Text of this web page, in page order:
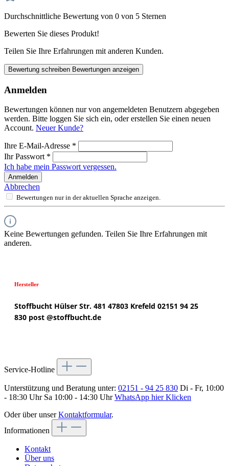
Durchschnittliche Bewertung von 0 von 5 Sternen
Bewerten Sie dieses Produkt!
Teilen Sie Ihre Erfahrungen mit anderen Kunden.
Bewertung schreiben Bewertungen anzeigen
Anmelden
Bewertungen können nur von angemeldeten Benutzern abgegeben
werden. Bitte loggen Sie sich ein, oder erstellen Sie einen neuen
Account. Neuer Kunde?
Ihre E-Mail-Adresse *
Ihr Passwort *
Ich habe mein Passwort vergessen.
Anmelden
Abbrechen
Bewertungen nur in der aktuellen Sprache anzeigen.
Keine Bewertungen gefunden. Teilen Sie Ihre Erfahrungen mit
anderen.
Hersteller
Stoffbucht Hülser Str. 481 47803 Krefeld 02151 94 25
830 post @stoffbucht.de
Service-Hotline
Unterstützung und Beratung unter: 02151 - 94 25 830 Di - Fr, 10:00
- 18:30 Uhr Sa 10:00 - 14:30 UhrWhatsApp hier Klicken
Oder über unserKontaktformular.
Informationen
Kontakt
Über uns